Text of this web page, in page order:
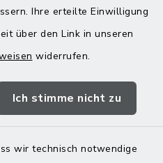
Ihre erteilte Einwilligung
über den Link in unseren
widerrufen.
Ich stimme nicht zu
wir technisch notwendige